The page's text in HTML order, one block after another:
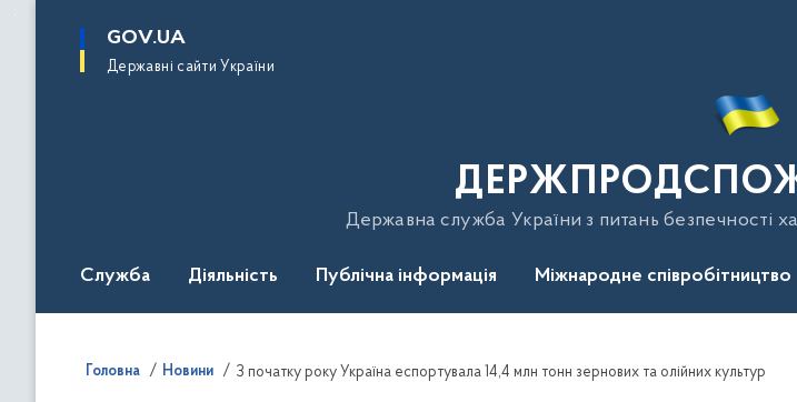
основного
GOV.UA
Державні сайти України
Державна служба України з питань безпечності
Служба Діяльність Публічна інформація Міжнародне співробітництво
Головна Новини З початку року Україна еспортувала 14,4 млн тонн зернових та олійних культур